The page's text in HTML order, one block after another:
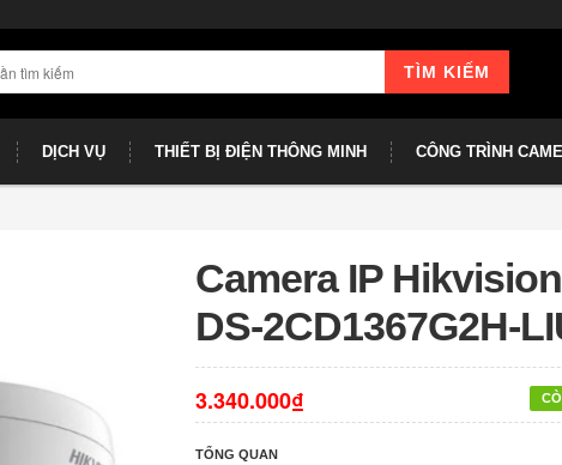
TÌM KIẾM
DỊCH VỤ THIẾT BỊ ĐIỆN THÔNG MINH CÔNG TRÌNH
Camera IP Hikvision
DS-2CD1367G2H-
3.340.000₫
TỔNG QUAN